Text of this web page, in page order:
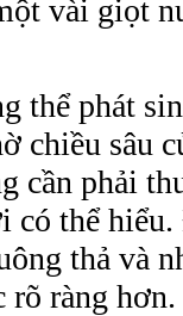
vài giọt
thể phát
chiều sâu
cần phải
có thể
thả và
rõ ràng hơn.